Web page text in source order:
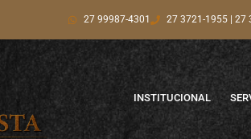
27 99987-4301 27 3721-1955 | 27
INSTITUCIONAL